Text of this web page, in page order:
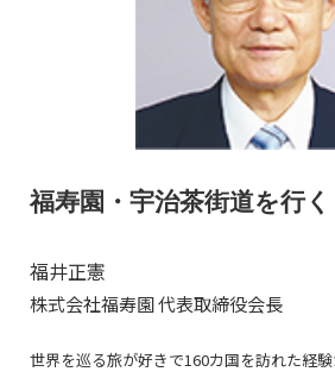
福寿園・宇治茶街道を行く
福井正憲
株式会社福寿園 代表取締役会長
世界を巡る旅が好きで160カ国を訪れた経